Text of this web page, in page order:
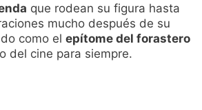
que rodean su figura hasta
mucho después de su
como el epítome del forastero
del cine para siempre.